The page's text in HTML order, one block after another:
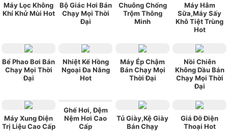
Máy Lọc Không
Khí Khử Mùi Hot
Bộ Giác Hơi Bán
Chạy Mọi Thời
Đại
Chuông Chống
Trộm Thông
Minh
Máy Hâm
Sữa,Máy Sấy
Khô Tiệt Trùng
Hot
Bể Phao Bơi Bán
Chạy Mọi Thời
Đại
Nhiệt Kế Hồng
Ngoại Đa Năng
Hot
Máy Ép Chậm
Bán Chạy Mọi
Thời Đại
Nồi Chiên
Không Dầu Bán
Chạy Mọi Thời
Đại
Máy Xung Điện
Trị Liệu Cao Cấp
Ghế Hơi, Đệm
Nệm Hơi Cao
Cấp
Tủ Giày,Kệ Giày
Bán Chạy
Giá Đỡ Điện
Thoại Hot